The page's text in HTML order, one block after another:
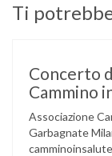
Ti
Concerto
Cammino
Associazione
Garbagnate